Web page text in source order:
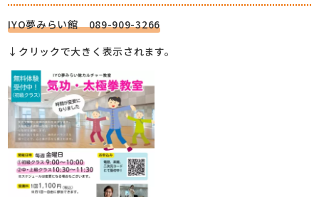
IYO夢みらい館 089-909-3266
↓クリックで大きく表示されます。